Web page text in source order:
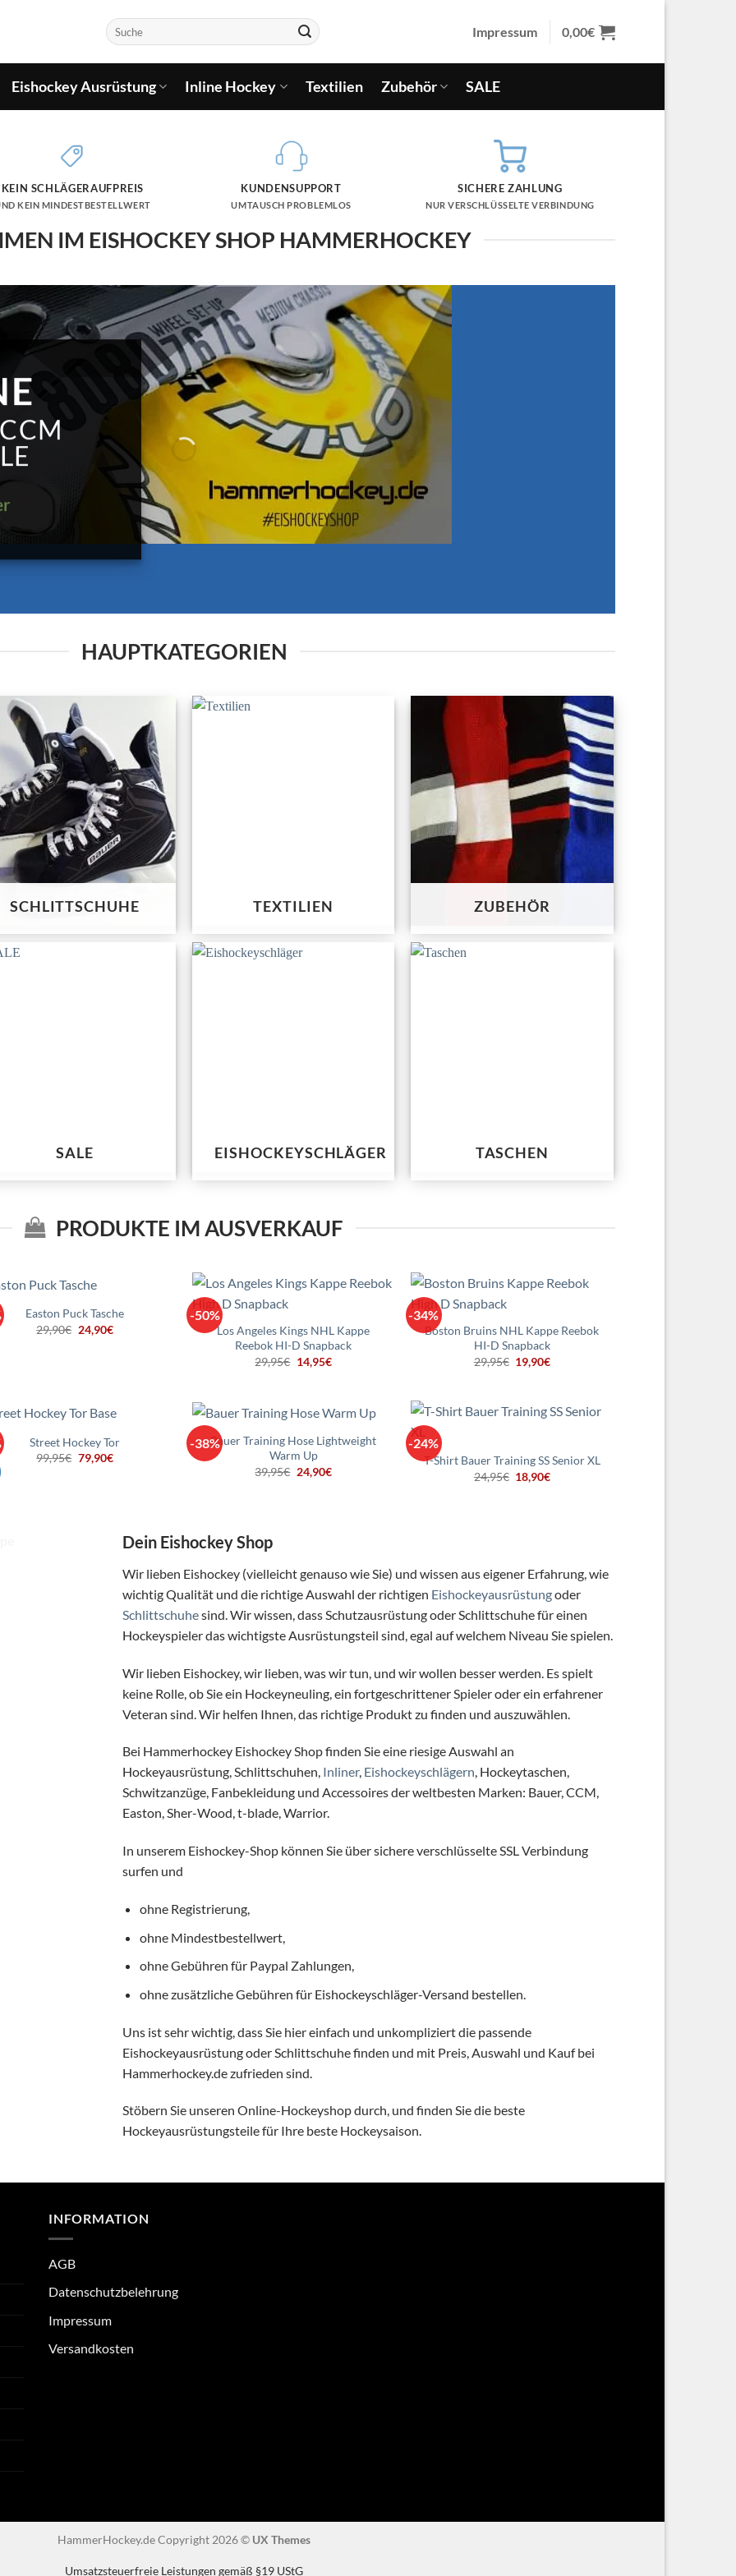
Suchen
nach:
Impressum 0,00€
Eishockey Ausrüstung Inline Hockey Textilien Zubehör SALE
KEIN SCHLÄGERAUFPREIS
KEIN MINDESTBESTELLWERT
KUNDENSUPPORT
UMTAUSCH PROBLEMLOS
SICHERE ZAHLUNG
NUR VERSCHLÜSSELTE VERBINDUNG
IM EISHOCKEY SHOP HAMMERHOCKEY
HAUPTKATEGORIEN
SCHLITTSCHUHE TEXTILIEN ZUBEHÖR
SALE EISHOCKEYSCHLÄGER TASCHEN
PRODUKTE IM AUSVERKAUF
Easton Puck Tasche
29,90€ Ursprünglicher
Preis
24,90€Aktueller
-50%
Los Angeles Kings NHL Kappe
Reebok HI-D Snapback
29,95€ Ursprünglicher
Preis
14,95€Aktueller
-34%
Boston Bruins NHL Kappe Reebok
HI-D Snapback
29,95€ Ursprünglicher
Preis
19,90€Aktueller
Street Hockey Tor
99,95€ Ursprünglicher
Preis
79,90€Aktueller
-38%Bauer Training Hose Lightweight
Warm Up
39,95€ Ursprünglicher
Preis
24,90€Aktueller
-24%
T-Shirt Bauer Training SS Senior XL
24,95€ Ursprünglicher
Preis
18,90€Aktueller
Dein Eishockey Shop
Wir lieben Eishockey (vielleicht genauso wie Sie) und wissen aus eigener Erfahrung, wie
wichtig Qualität und die richtige Auswahl der richtigen Eishockeyausrüstungoder
Schlittschuhesind. Wir wissen, dass Schutzausrüstung oder Schlittschuhe für einen
Hockeyspieler das wichtigste Ausrüstungsteil sind, egal auf welchem ​​Niveau Sie spielen.
Wir lieben Eishockey, wir lieben, was wir tun, und wir wollen besser werden. Es spielt
keine Rolle, ob Sie ein Hockeyneuling, ein fortgeschrittener Spieler oder ein erfahrener
Veteran sind. Wir helfen Ihnen, das richtige Produkt zu finden und auszuwählen.
Bei Hammerhockey Eishockey Shop finden Sie eine riesige Auswahl an
Hockeyausrüstung, Schlittschuhen, Inliner, Eishockeyschlägern, Hockeytaschen,
Schwitzanzüge, Fanbekleidung und Accessoires der weltbesten Marken: Bauer, CCM,
Easton, Sher-Wood, t-blade, Warrior.
In unserem Eishockey-Shop können Sie über sichere verschlüsselte SSL Verbindung
surfen und
ohne Registrierung,
ohne Mindestbestellwert,
ohne Gebühren für Paypal Zahlungen,
ohne zusätzliche Gebühren für Eishockeyschläger-Versand bestellen.
Uns ist sehr wichtig, dass Sie hier einfach und unkompliziert die passende
Eishockeyausrüstung oder Schlittschuhe finden und mit Preis, Auswahl und Kauf bei
Hammerhockey.de zufrieden sind.
Stöbern Sie unseren Online-Hockeyshop durch, und finden Sie die beste
Hockeyausrüstungsteile für Ihre beste Hockeysaison.
INFORMATION
AGB
Datenschutzbelehrung
Impressum
Versandkosten
HammerHockey.de Copyright 2026 © UX Themes
Umsatzsteuerfreie Leistungen gemäß §19 UStG